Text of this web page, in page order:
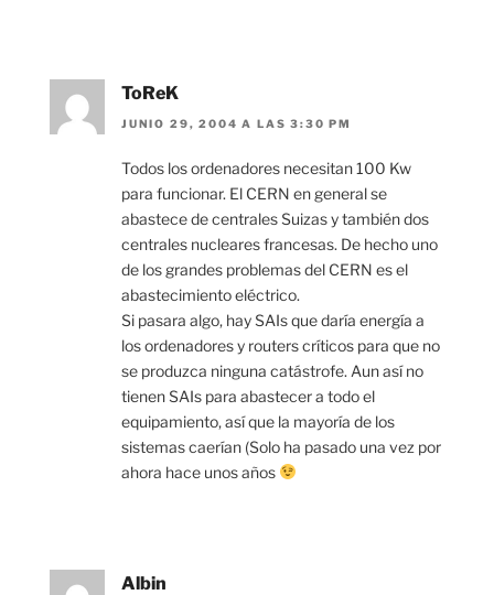
ToReK
JUNIO 29, 2004 A LAS 3:30 PM
Todos los ordenadores necesitan 100 Kw
para funcionar. El CERN en general se
abastece de centrales Suizas y también dos
centrales nucleares francesas. De hecho uno
de los grandes problemas del CERN es el
abastecimiento eléctrico.
Si pasara algo, hay SAIs que daría energía a
los ordenadores y routers críticos para que no
se produzca ninguna catástrofe. Aun así no
tienen SAIs para abastecer a todo el
equipamiento, así que la mayoría de los
sistemas caerían (Solo ha pasado una vez por
ahora hace unos años
Albin